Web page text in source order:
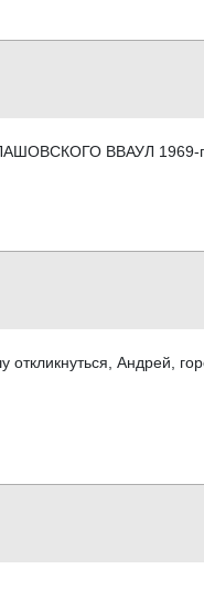
ВВАУЛ 1969-
Андрей,